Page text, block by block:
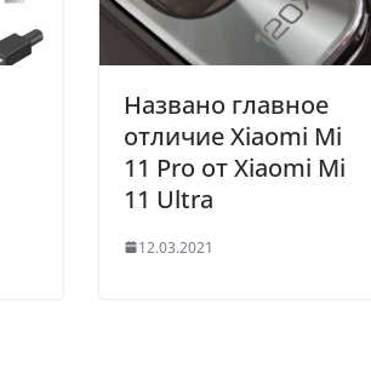
Названо главное
отличие Xiaomi Mi
11 Pro от Xiaomi Mi
11 Ultra
12.03.2021